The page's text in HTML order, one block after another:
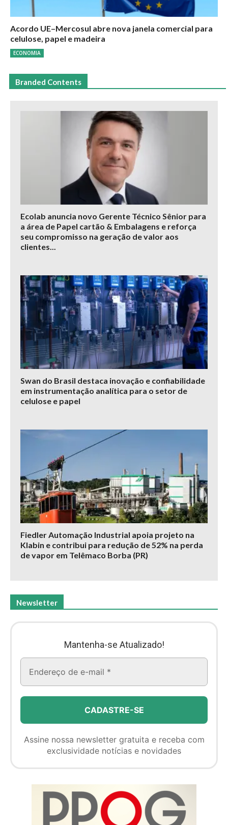
Acordo UE–Mercosul abre nova janela comercial para
celulose, papel e madeira
ECONOMIA
Branded Contents
Ecolab anuncia novo Gerente Técnico Sênior para
a área de Papel cartão & Embalagens e reforça
seu compromisso na geração de valor aos
clientes...
Swan do Brasil destaca inovação e confiabilidade
em instrumentação analítica para o setor de
celulose e papel
Fiedler Automação Industrial apoia projeto na
Klabin e contribui para redução de 52% na perda
de vapor em Telêmaco Borba (PR)
Newsletter
Mantenha-se Atualizado!
Assine nossa newsletter gratuita e receba com
exclusividade notícias e novidades